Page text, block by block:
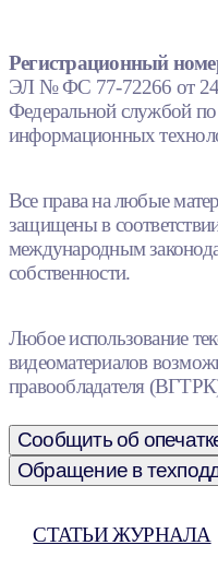
Регистрационный
ЭЛ № ФС 77-72266 от
Федеральной службой по
информационных
Все права на любые
защищены в
международным
собственности.
Любое использование
видеоматериалов
правообладателя
Сообщить об
Обращение в
СТАТЬИ ЖУРНАЛА